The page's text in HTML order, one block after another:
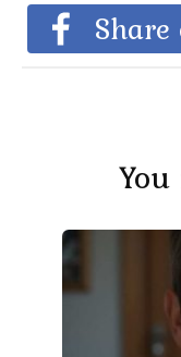
Share